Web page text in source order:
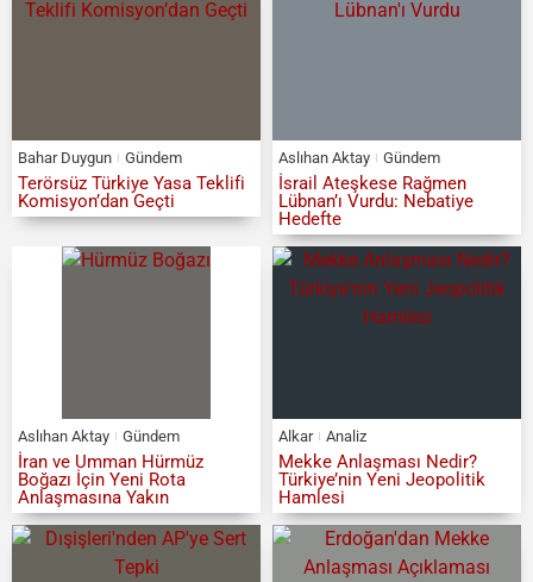
Bahar Duygun Gündem
Terörsüz Türkiye Yasa Teklifi
Komisyon’dan Geçti
Aslıhan Aktay Gündem
İsrail Ateşkese Rağmen
Lübnan’ı Vurdu: Nebatiye
Hedefte
Aslıhan Aktay Gündem
İran ve Umman Hürmüz
Boğazı İçin Yeni Rota
Anlaşmasına Yakın
Alkar Analiz
Mekke Anlaşması Nedir?
Türkiye’nin Yeni Jeopolitik
Hamlesi